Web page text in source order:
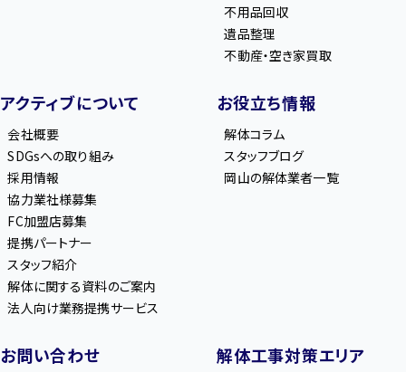
不用品回収
遺品整理
不動産・空き家買取
アクティブについて
会社概要
SDGsへの取り組み
採用情報
協力業社様募集
FC加盟店募集
提携パートナー
スタッフ紹介
解体に関する資料のご案内
法人向け業務提携サービス
お役立ち情報
解体コラム
スタッフブログ
岡山の解体業者一覧
お問い合わせ 解体工事対策エリア